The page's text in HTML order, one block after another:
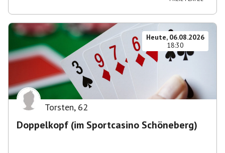
Heute, 06.08.2026
18:30
Torsten, 62
Doppelkopf (im Sportcasino Schöneberg)